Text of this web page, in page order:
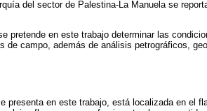
del sector de Palestina-La Manuela se
pretende en este trabajo determinar las
de campo, además de análisis petrográficos,
presenta en este trabajo, está localizada en el